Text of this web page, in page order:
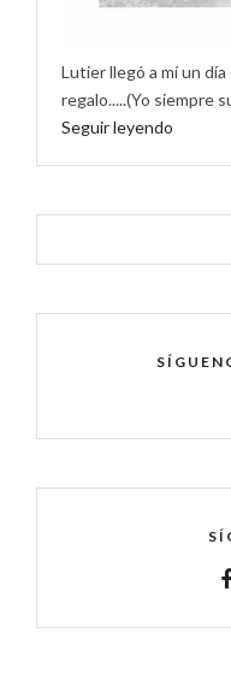
Lutier llegó a mí un
regalo.....(Yo siempre
Seguir leyendo